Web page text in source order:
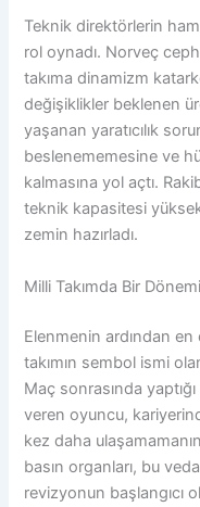
Teknik direktörlerin
rol oynadı. Norveç
takıma dinamizm
değişiklikler beklenen
yaşanan yaratıcılık
beslenememesine ve
kalmasına yol açtı.
teknik kapasitesi
zemin hazırladı.
Milli Takımda Bir
Elenmenin ardından
takımın sembol ismi
Maç sonrasında
veren oyuncu,
kez daha
basın organları, bu
revizyonun başlangıcı